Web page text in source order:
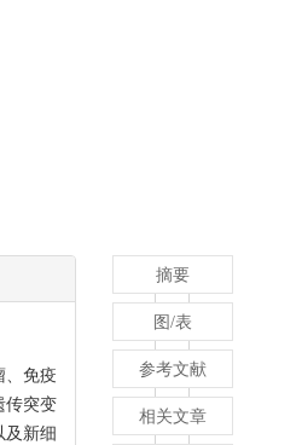
、免疫
传突变
新细
摘要
图/表
参考文献
相关文章